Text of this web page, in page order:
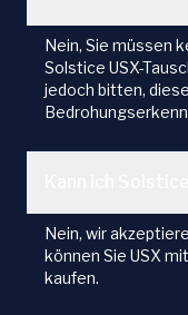
Nein, Sie müssen
Solstice USX-
jedoch bitten,
Nein, wir
können Sie USX
kaufen.